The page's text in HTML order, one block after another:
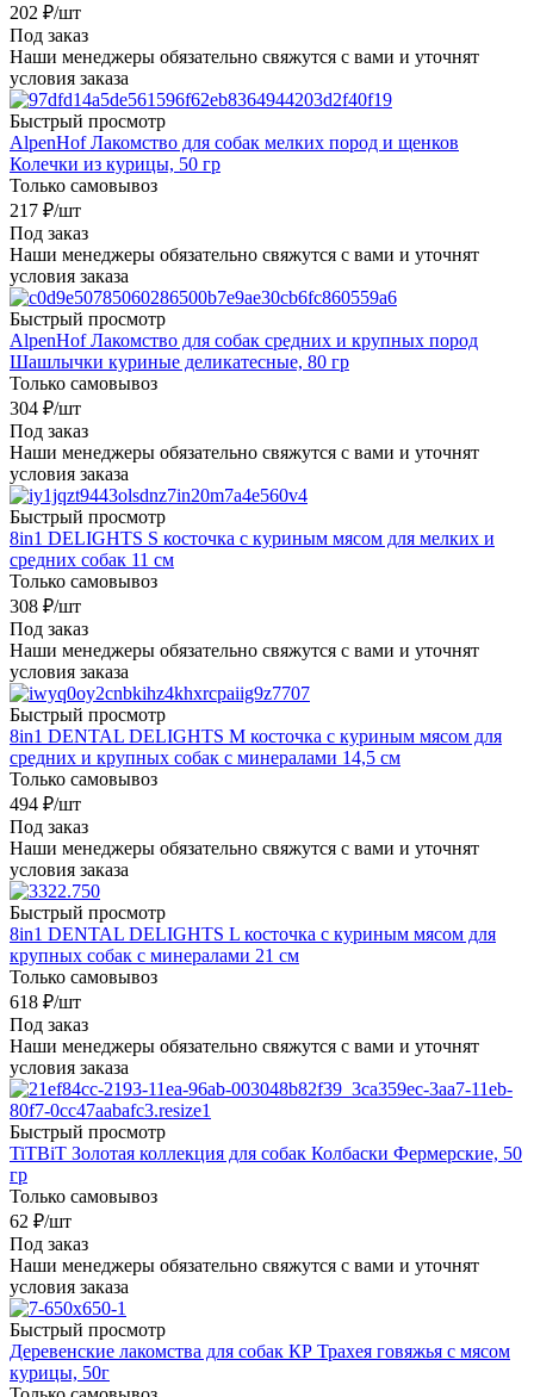
202 ₽/шт
Под заказ
Наши менеджеры обязательно свяжутся с вами и уточнят
условия заказа
Быстрый просмотр
AlpenHof Лакомство для собак мелких пород и щенков
Колечки из курицы, 50 гр
Только самовывоз
217 ₽/шт
Под заказ
Наши менеджеры обязательно свяжутся с вами и уточнят
условия заказа
Быстрый просмотр
AlpenHof Лакомство для собак средних и крупных пород
Шашлычки куриные деликатесные, 80 гр
Только самовывоз
304 ₽/шт
Под заказ
Наши менеджеры обязательно свяжутся с вами и уточнят
условия заказа
Быстрый просмотр
8in1 DELIGHTS S косточка с куриным мясом для мелких и
средних собак 11 см
Только самовывоз
308 ₽/шт
Под заказ
Наши менеджеры обязательно свяжутся с вами и уточнят
условия заказа
Быстрый просмотр
8in1 DENTAL DELIGHTS M косточка с куриным мясом для
средних и крупных собак с минералами 14,5 см
Только самовывоз
494 ₽/шт
Под заказ
Наши менеджеры обязательно свяжутся с вами и уточнят
условия заказа
Быстрый просмотр
8in1 DENTAL DELIGHTS L косточка с куриным мясом для
крупных собак с минералами 21 см
Только самовывоз
618 ₽/шт
Под заказ
Наши менеджеры обязательно свяжутся с вами и уточнят
условия заказа
Быстрый просмотр
TiTBiT Золотая коллекция для собак Колбаски Фермерские, 50
гр
Только самовывоз
62 ₽/шт
Под заказ
Наши менеджеры обязательно свяжутся с вами и уточнят
условия заказа
Быстрый просмотр
Деревенские лакомства для собак КР Трахея говяжья с мясом
курицы, 50г